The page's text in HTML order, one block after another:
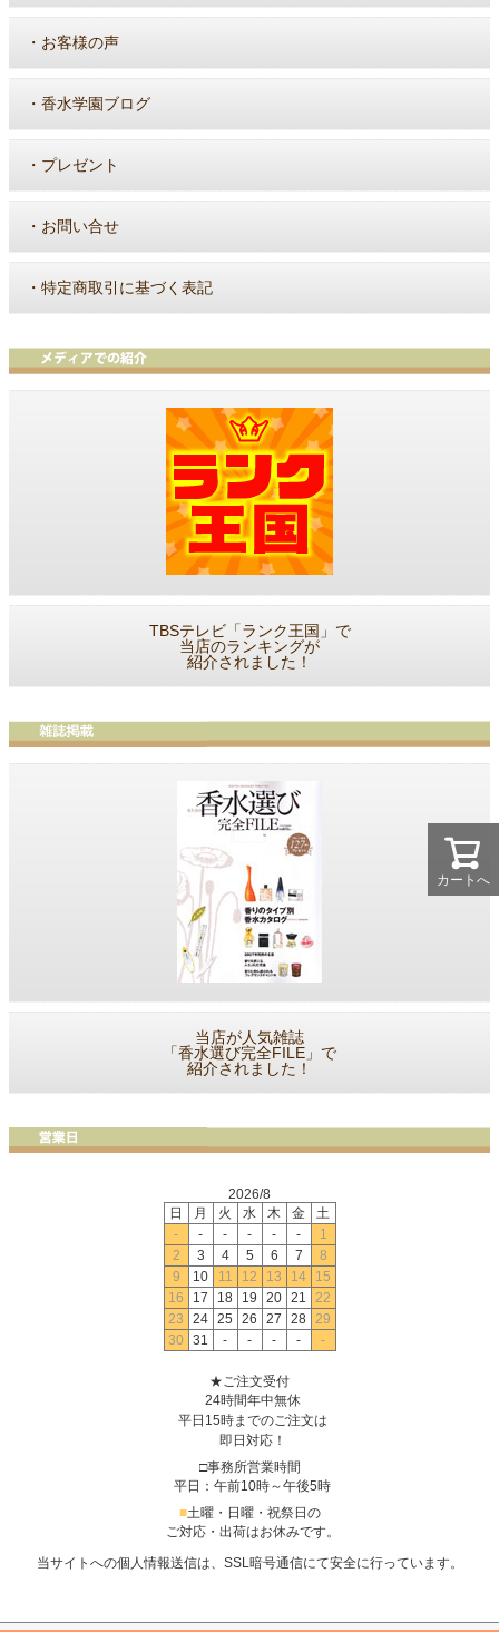
カートへ
・ お客様の声
・ 香水学園ブログ
・ プレゼント
・ お問い合せ
・ 特定商取引に基づく表記
TBSテレビ「ランク王国」で
当店のランキングが
紹介されました！
当店が人気雑誌
「香水選び完全FILE」で
紹介されました！
2026/8
日
月 火 水 木 金
土
-
- - - - -
1
2
3 4 5 6 7
8
9
10 11 12 13 14
15
16
17 18 19 20 21
22
23
24 25 26 27 28 29
30
31 - - - - -
★ご注文受付
24時間年中無休
平日15時までのご注文は
即日対応！
□事務所営業時間
平日：午前10時～午後5時
■土曜・日曜・祝祭日の
ご対応・出荷はお休みです。
当サイトへの個人情報送信は、SSL暗号通信にて安全に行っています。